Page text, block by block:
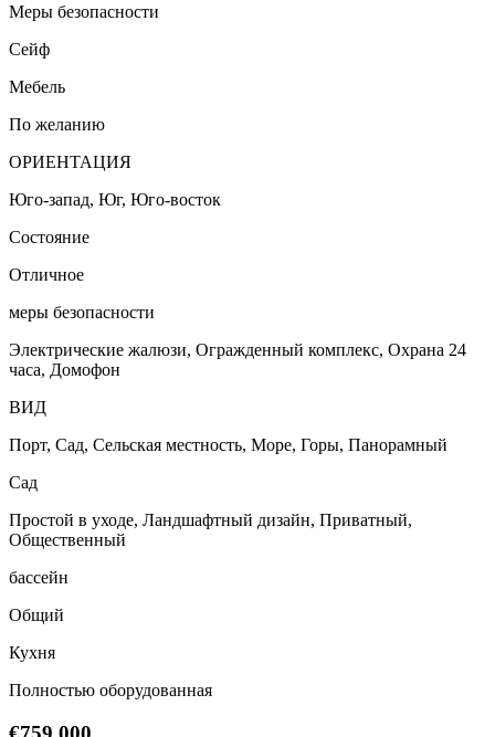
Меры безопасности
Сейф
Мебель
По желанию
ОРИЕНТАЦИЯ
Юго-запад, Юг, Юго-восток
Состояние
Отличное
меры безопасности
Электрические жалюзи, Огражденный комплекс, Охрана 24
часа, Домофон
ВИД
Порт, Сад, Сельская местность, Море, Горы, Панорамный
Сад
Простой в уходе, Ландшафтный дизайн, Приватный,
Общественный
бассейн
Общий
Кухня
Полностью оборудованная